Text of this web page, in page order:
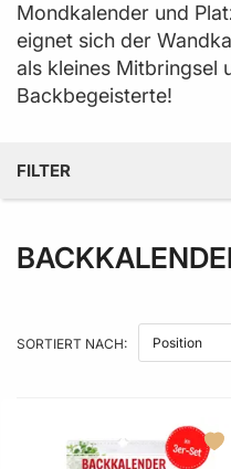
Mondkalender und
eignet sich der
als kleines Mitbringsel
Backbegeisterte!
FILTER
SORTIERT NACH: